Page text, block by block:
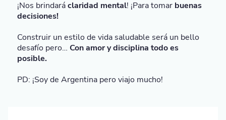
¡Nos brindaráclaridad mental! ¡Para tomar buenas
decisiones!
Construir un estilo de vida saludable será un bello
desafío pero… Con amor y disciplina todo es
posible.
PD: ¡Soy de Argentina pero viajo mucho!